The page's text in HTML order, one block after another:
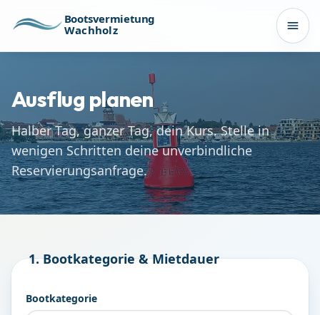
Bootsvermietung
Wachholz
Ausflug planen
Halber Tag, ganzer Tag, dein Kurs. Stelle in
wenigen Schritten deine unverbindliche
Reservierungsanfrage.
1. Bootkategorie & Mietdauer
Bootkategorie